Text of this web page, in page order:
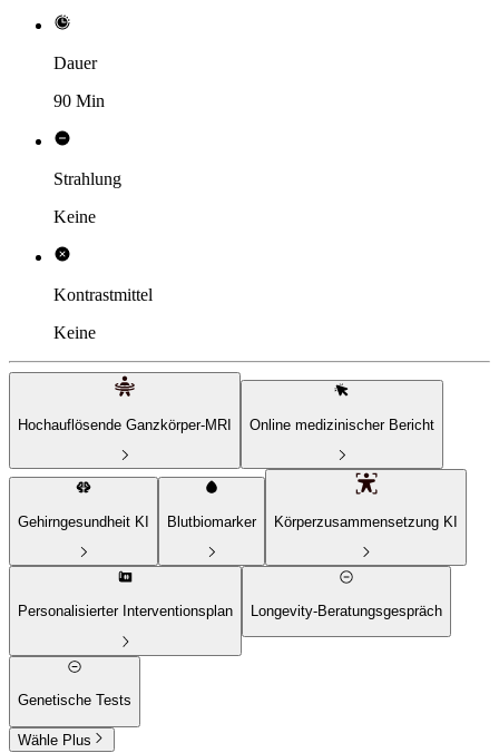
Dauer
90 Min
Strahlung
Keine
Kontrastmittel
Keine
Hochauflösende Ganzkörper-MRI Online medizinischer Bericht
Gehirngesundheit KI Blutbiomarker Körperzusammensetzung KI
Personalisierter Interventionsplan Longevity-Beratungsgespräch
Genetische Tests
Wähle Plus